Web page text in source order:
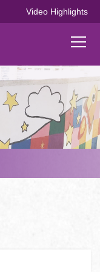
Video Highlights
Main